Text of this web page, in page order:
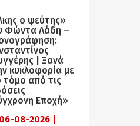
ο ψεύτης»
Φώντα Λάδη –
| Ξανά
κυκλοφορία με
τόμο από τις
Εποχή»
08-2026 |